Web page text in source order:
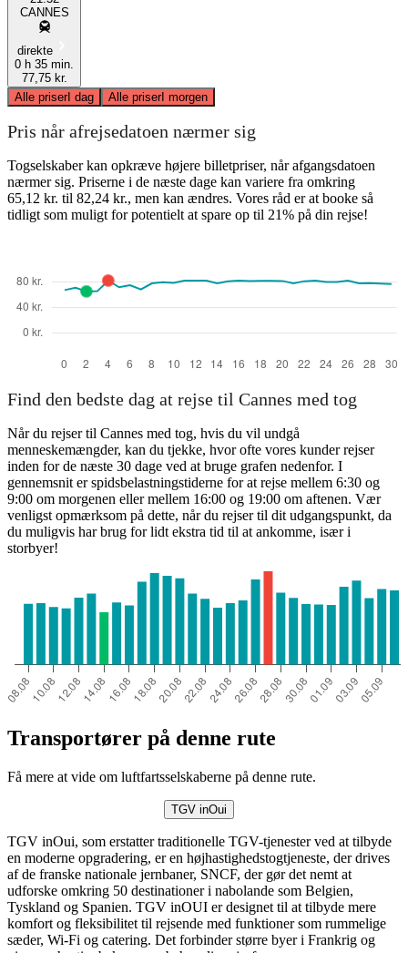
CANNES
direkte
0 h 35 min.
77,75 kr.
Alle priserI dag Alle priserI morgen
Pris når afrejsedatoen nærmer sig
Togselskaber kan opkræve højere billetpriser, når afgangsdatoen
nærmer sig. Priserne i de næste dage kan variere fra omkring
65,12 kr. til 82,24 kr., men kan ændres. Vores råd er at booke så
tidligt som muligt for potentielt at spare op til 21% på din rejse!
Find den bedste dag at rejse til Cannes med tog
Når du rejser til Cannes med tog, hvis du vil undgå
menneskemængder, kan du tjekke, hvor ofte vores kunder rejser
inden for de næste 30 dage ved at bruge grafen nedenfor. I
gennemsnit er spidsbelastningstiderne for at rejse mellem 6:30 og
9:00 om morgenen eller mellem 16:00 og 19:00 om aftenen. Vær
venligst opmærksom på dette, når du rejser til dit udgangspunkt, da
du muligvis har brug for lidt ekstra tid til at ankomme, især i
storbyer!
Transportører på denne rute
Få mere at vide om luftfartsselskaberne på denne rute.
TGV inOui
TGV inOui, som erstatter traditionelle TGV-tjenester ved at tilbyde
en moderne opgradering, er en højhastighedstogtjeneste, der drives
af de franske nationale jernbaner, SNCF, der gør det nemt at
udforske omkring 50 destinationer i nabolande som Belgien,
Tyskland og Spanien. TGV inOUI er designet til at tilbyde mere
komfort og fleksibilitet til rejsende med funktioner som rummelige
sæder, Wi-Fi og catering. Det forbinder større byer i Frankrig og